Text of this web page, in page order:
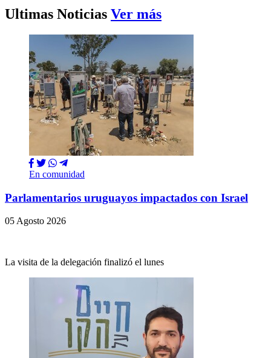
Ultimas Noticias Ver más
En comunidad
Parlamentarios uruguayos impactados con Israel
05 Agosto 2026
La visita de la delegación finalizó el lunes